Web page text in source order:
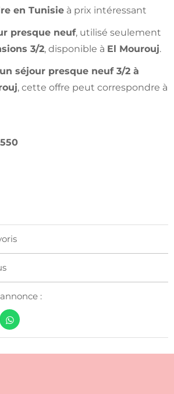
en Tunisie à prix intéressant
presque neuf, utilisé seulement
3/2, disponible à El Mourouj.
un séjour presque neuf 3/2 à
, cette offre peut correspondre à
: